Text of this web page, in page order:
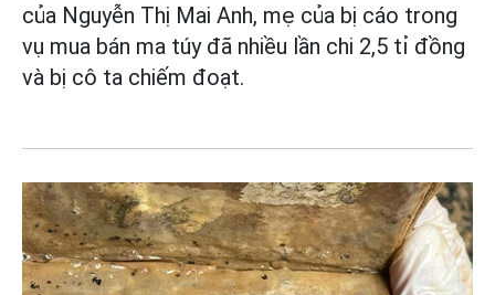
của Nguyễn Thị Mai Anh, mẹ của bị cáo trong
vụ mua bán ma túy đã nhiều lần chi 2,5 tỉ đồng
và bị cô ta chiếm đoạt.